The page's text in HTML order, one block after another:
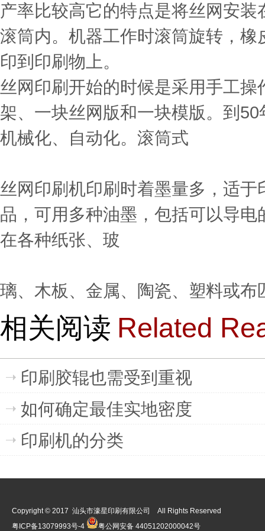
产率比较高它的特点是将丝网安装
滚筒内。机器工作时滚筒旋转，橡
印到印刷物上。
丝网印刷开始的时候是采用手工操
架、一块丝网版和一块模版。到
机械化、自动化。滚筒式
丝网印刷机印刷时着墨量多，适于
品，可用多种油墨，包括可以导电
在各种纸张、玻
璃、木板、金属、陶瓷、塑料或布
相关阅读 Related
印刷胶辊也需受到重视
如何确定最佳实地密度
印刷机的分类
Copyright © 2017 汕头市濠星印刷有限公司 All Rights Reserved
粤ICP备13079993号-4
粤公网安备 44051202000042号